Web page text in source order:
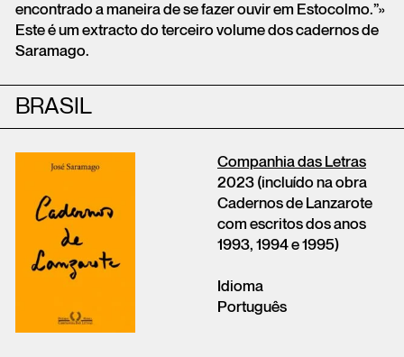
encontrado a maneira de se fazer ouvir em Estocolmo.”»
Este é um extracto do terceiro volume dos cadernos de
Saramago.
BRASIL
Companhia das Letras
2023 (incluído na obra
Cadernos de Lanzarote
com escritos dos anos
1993, 1994 e 1995)
Idioma
Português